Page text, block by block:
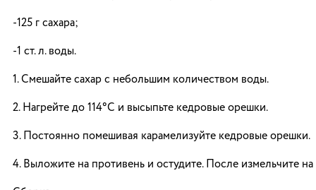
-125 г сахара;
-1 ст. л. воды.
1. Смешайте сахар с небольшим количеством воды.
2. Нагрейте до 114°C и высыпьте кедровые орешки.
3. Постоянно помешивая карамелизуйте кедровые орешки.
4. Выложите на противень и остудите. После измельчите на